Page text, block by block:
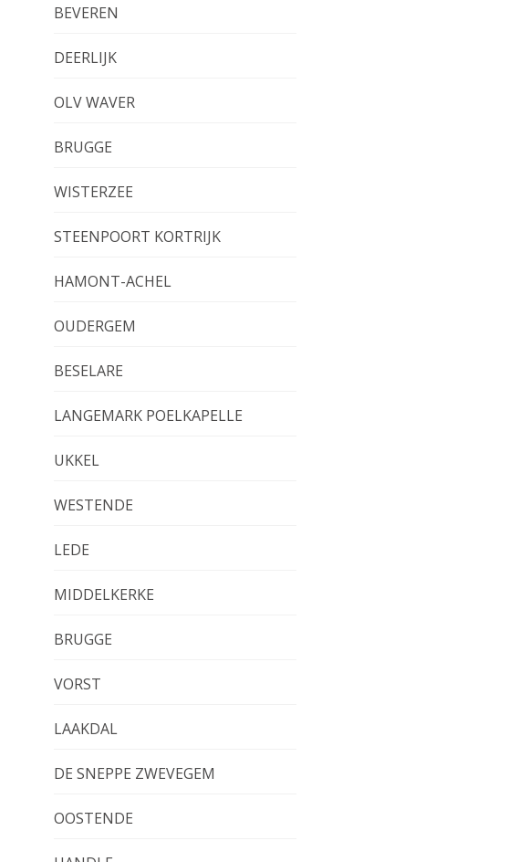
BEVEREN
DEERLIJK
OLV WAVER
BRUGGE
WISTERZEE
STEENPOORT KORTRIJK
HAMONT-ACHEL
OUDERGEM
BESELARE
LANGEMARK POELKAPELLE
UKKEL
WESTENDE
LEDE
MIDDELKERKE
BRUGGE
VORST
LAAKDAL
DE SNEPPE ZWEVEGEM
OOSTENDE